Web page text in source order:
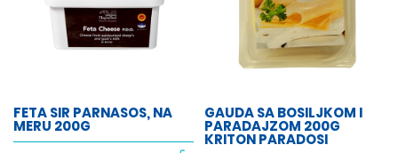
FETA SIR PARNASOS, NA
MERU 200G
GAUDA SA BOSILJKOM I
PARADAJZOM 200G
KRITON PARADOSI